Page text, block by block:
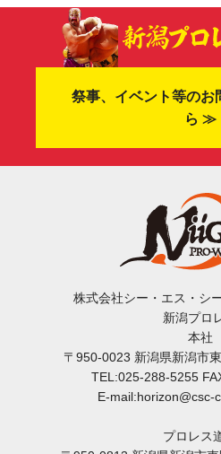
祭事、イベント等のお
ら ≫
株式会社シー・エス・シ
新潟プロ
本社
〒950-0023 新潟県新潟市
TEL:025-288-5255
E-mail:horizon@csc-
プロレス